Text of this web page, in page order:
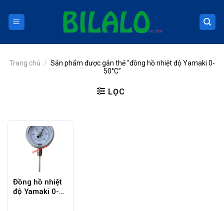
content
Trang chủ / Sản phẩm được gắn thẻ “đồng hồ nhiệt độ Yamaki 0-
50°C”
LỌC
Đồng hồ nhiệt
độ Yamaki 0-